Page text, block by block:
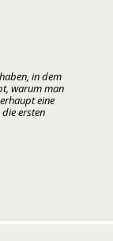
in dem
warum man
eine
ersten